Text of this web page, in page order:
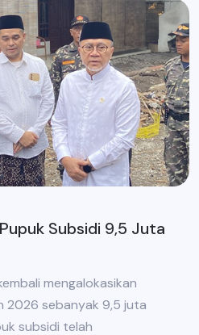
Subsidi 9,5 Juta
mengalokasikan
2026 sebanyak 9,5 juta
subsidi telah